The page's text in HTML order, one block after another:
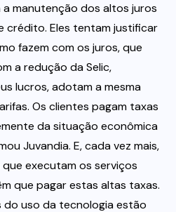
manutenção dos altos juros
Eles tentam justificar
fazem com os juros, que
a redução da Selic,
lucros, adotam a mesma
Os clientes pagam taxas
da situação econômica
Juvandia. E, cada vez mais,
executam os serviços
que pagar estas altas taxas.
do uso da tecnologia estão